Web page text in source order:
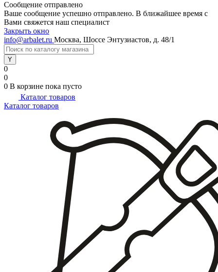
Сообщение отправлено
Ваше сообщение успешно отправлено. В ближайшее время с
Вами свяжется наш специалист
Закрыть окно
info@arbalet.ru Москва, Шоссе Энтузиастов, д. 48/1
0
0
0 В корзине пока пусто
Каталог товаров
Каталог товаров